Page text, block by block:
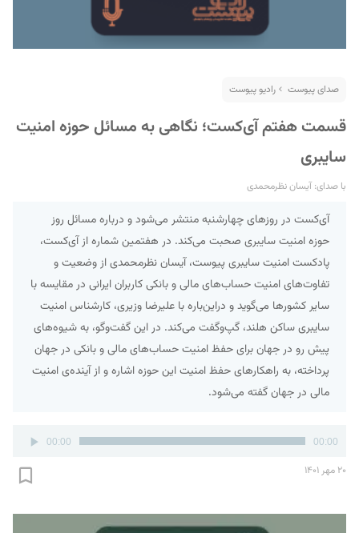
صدای پیوست رادیو پیوست
قسمت هفتم آی‌کست؛ نگاهی به مسائل حوزه امنیت
سایبری
با صدای: آیسان نظرمحمدی
آی‌کست در روزهای چهارشنبه منتشر می‌شود و درباره مسائل روز
حوزه امنیت سایبری صحبت می‌کند. در هفتمین شماره از آی‌کست،
پادکست امنیت سایبری پیوست، آیسان نظرمحمدی از وضعیت و
تفاوت‌های امنیت حساب‌های مالی و بانکی کاربران ایرانی در مقایسه با
سایر کشورها می‌گوید و دراین‌باره با علیرضا وزیری، کارشناس امنیت
سایبری ساکن هلند، گپ‌وگفت می‌کند. در این گفت‌وگو، به شیوه‌های
پیش رو در جهان برای حفظ امنیت حساب‌های مالی و بانکی در جهان
پرداخته، به راهکارهای حفظ امنیت این حوزه اشاره و از آینده‌ی امنیت
مالی در جهان گفته می‌شود.
پخش‌کننده
00:00 00:00
۲۰ مهر ۱۴۰۱